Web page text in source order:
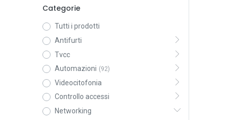
Categorie
Tutti i prodotti
Antifurti
Tvcc
Automazioni (92)
Videocitofonia
Controllo accessi
Networking